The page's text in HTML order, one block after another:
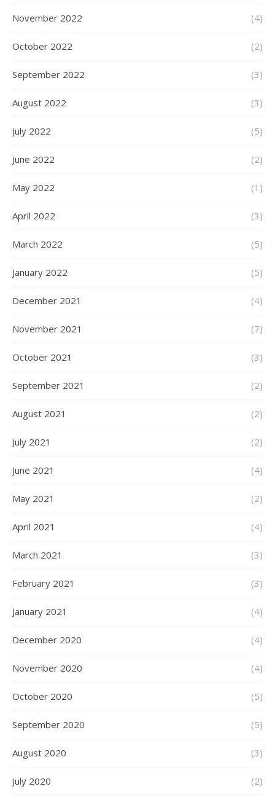
November 2022 (4)
October 2022 (2)
September 2022 (3)
August 2022 (3)
July 2022 (5)
June 2022 (2)
May 2022 (1)
April 2022 (3)
March 2022 (5)
January 2022 (5)
December 2021 (4)
November 2021 (7)
October 2021 (3)
September 2021 (2)
August 2021 (2)
July 2021 (2)
June 2021 (4)
May 2021 (2)
April 2021 (4)
March 2021 (3)
February 2021 (3)
January 2021 (4)
December 2020 (4)
November 2020 (4)
October 2020 (5)
September 2020 (5)
August 2020 (3)
July 2020 (2)